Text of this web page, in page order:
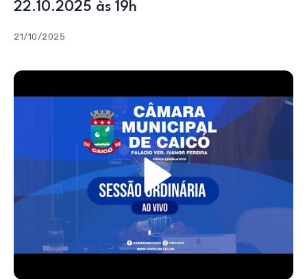
22.10.2025 às 19h
21/10/2025